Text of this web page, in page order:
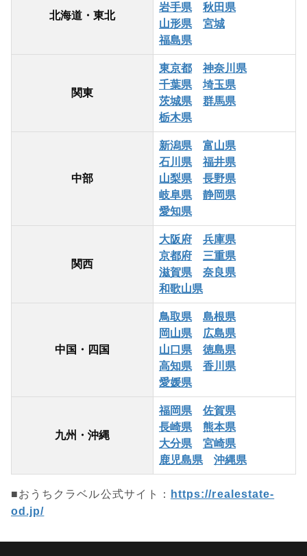
北海道・東北
岩手県
秋田県
山形県
宮城
福島県
関東
東京都
神奈川県
千葉県
埼玉県
茨城県
群馬県
栃木県
中部
新潟県
富山県
石川県
福井県
山梨県
長野県
岐阜県
静岡県
愛知県
関西
大阪府
兵庫県
京都府
三重県
滋賀県
奈良県
和歌山県
中国・四国
鳥取県
島根県
岡山県
広島県
山口県
徳島県
高知県
香川県
愛媛県
九州・沖縄
福岡県
佐賀県
長崎県
熊本県
大分県
宮崎県
鹿児島県
沖縄県
■おうちクラベル公式サイト：
https://realestate-
od.jp/